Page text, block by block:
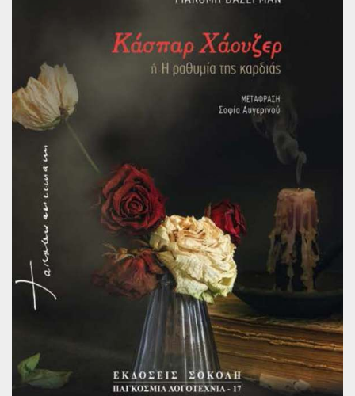
Παγκόσμια Ποίηση
Βιβλία για Παιδιά
Ιστορία
Βιογραφίες
Ψυχολογία
Εκπαίδευση
Λεξικά
Ημερολόγια